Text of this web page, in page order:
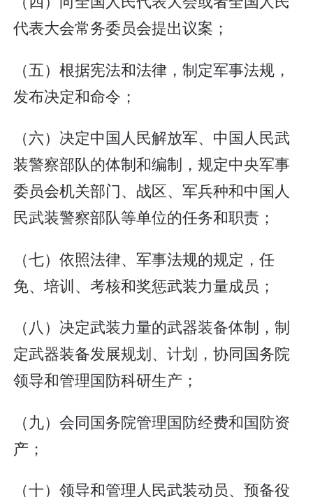
代表大会常务委员会提出议案；
（五）根据宪法和法律，制定军事法规，
发布决定和命令；
（六）决定中国人民解放军、中国人民武
装警察部队的体制和编制，规定中央军事
委员会机关部门、战区、军兵种和中国人
民武装警察部队等单位的任务和职责；
（七）依照法律、军事法规的规定，任
免、培训、考核和奖惩武装力量成员；
（八）决定武装力量的武器装备体制，制
定武器装备发展规划、计划，协同国务院
领导和管理国防科研生产；
（九）会同国务院管理国防经费和国防资
产；
（十）领导和管理人民武装动员、预备役